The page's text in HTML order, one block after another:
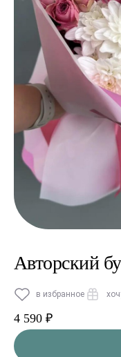
Авторский
в избранное
4 590 ₽